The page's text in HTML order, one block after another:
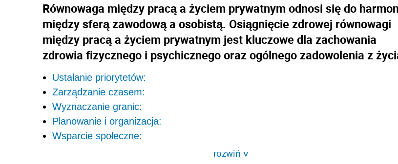
Równowaga między pracą a życiem prywatnym odnosi się do
między sferą zawodową a osobistą. Osiągnięcie zdrowej równowagi
między pracą a życiem prywatnym jest kluczowe dla zachowania
zdrowia fizycznego i psychicznego oraz ogólnego zadowolenia z
Ustalanie priorytetów:
Zarządzanie czasem:
Wyznaczanie granic:
Planowanie i organizacja:
Wsparcie społeczne:
rozwiń>